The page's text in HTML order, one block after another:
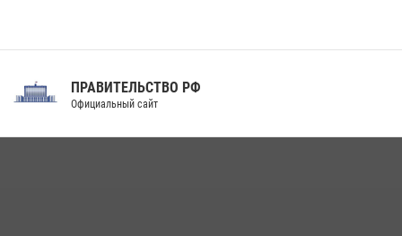
Праздник «Один день с Росгвардией» к 105-летию Центрального
ПРАВИТЕЛЬСТВО РФ
Официальный сайт